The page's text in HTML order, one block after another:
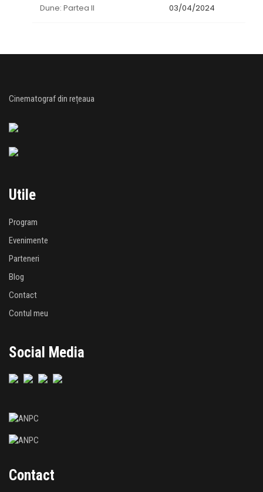
Dune: Partea II 03/04/2024
Cinematograf din rețeaua
Utile
Program
Evenimente
Parteneri
Blog
Contact
Contul meu
Social Media
Contact